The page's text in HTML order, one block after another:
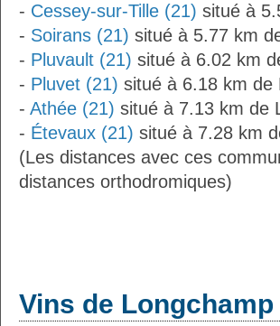
- Cessey-sur-Tille (21) situé à
- Soirans (21) situé à 5.77 km
- Pluvault (21) situé à 6.02 km
- Pluvet (21) situé à 6.18 km de
- Athée (21) situé à 7.13 km de
- Étevaux (21) situé à 7.28 km
(Les distances avec ces
distances orthodromiques)
Vins de Longchamp